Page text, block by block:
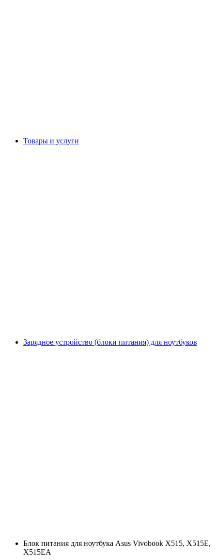
Товары и услуги
Зарядное устройство (блоки питания) для ноутбуков
Блок питания для ноутбука Asus Vivobook X515, X515E,
X515EA